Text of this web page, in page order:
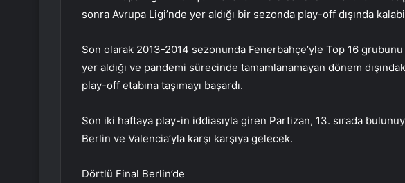
sonra Avrupa Ligi’nde yer aldığı bir sezonda play-off dışında
Son olarak 2013-2014 sezonunda Fenerbahçe’yle Top 16
yer aldığı ve pandemi sürecinde tamamlanamayan dönem
play-off etabına taşımayı başardı.
Son iki haftaya play-in iddiasıyla giren Partizan, 13. sırada
Berlin ve Valencia’yla karşı karşıya gelecek.
Dörtlü Final Berlin’de